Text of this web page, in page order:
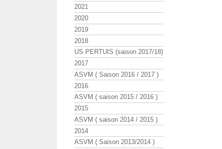
2021
2020
2019
2018
US PERTUIS (saison 2017/18)
2017
ASVM ( Saison 2016 / 2017 )
2016
ASVM ( saison 2015 / 2016 )
2015
ASVM ( saison 2014 / 2015 )
2014
ASVM ( Saison 2013/2014 )